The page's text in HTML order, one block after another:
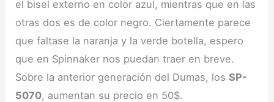
el bisel externo en color azul, mientras que en las
otras dos es de color negro. Ciertamente parece
que faltase la naranja y la verde botella, espero
que en Spinnaker nos puedan traer en breve.
Sobre la anterior generación del Dumas, losSP-
5070, aumentan su precio en 50$.